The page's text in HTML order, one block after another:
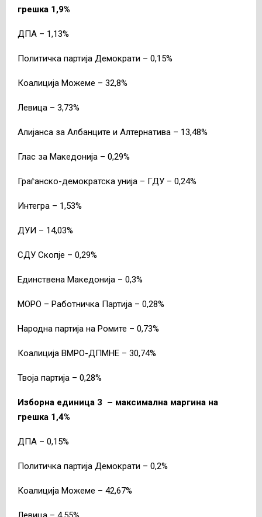
грешка 1,9%
ДПА – 1,13%
Политичка партија Демократи – 0,15%
Коалиција Можеме – 32,8%
Левица – 3,73%
Алијанса за Албанците и Алтернатива – 13,48%
Глас за Македонија – 0,29%
Граѓанско-демократска унија – ГДУ – 0,24%
Интегра – 1,53%
ДУИ – 14,03%
СДУ Скопје – 0,29%
Единствена Македонија – 0,3%
МОРО – Работничка Партија – 0,28%
Народна партија на Ромите – 0,73%
Коалиција ВМРО-ДПМНЕ – 30,74%
Твоја партија – 0,28%
Изборна единица 3 – максимална маргина на
грешка 1,4%
ДПА – 0,15%
Политичка партија Демократи – 0,2%
Коалиција Можеме – 42,67%